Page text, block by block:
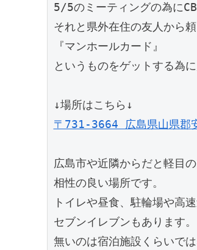
5/5のミーティングの為に
それと県外在住の友人から頼
『マンホールカード』
というものをゲットする為
↓場所はこちら↓
〒731-3664 広島県山県郡
広島市や近隣からだと軽目
相性の良い場所です。
トイレや昼食、駐輪場や高
セブンイレブンもあります。
無いのは宿泊施設くらいで